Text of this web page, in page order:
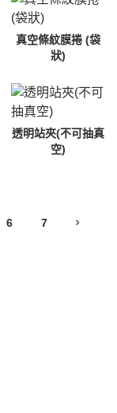
真空條紋膜捲 (袋
狀)
透明站夾(不可抽真
空)
6 7